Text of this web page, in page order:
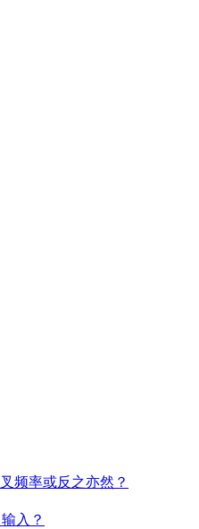
频率或反之亦然？
入？